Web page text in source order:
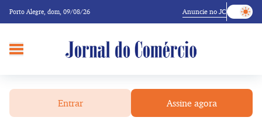
Porto Alegre, dom, 09/08/26 Anuncie no JC
Entrar Assine agora